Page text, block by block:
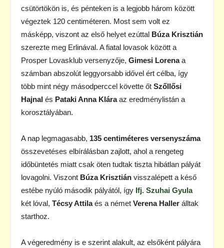
csütörtökön is, és pénteken is a legjobb három között
végeztek 120 centiméteren. Most sem volt ez
másképp, viszont az első helyet ezúttal Búza Krisztián
szerezte meg Erlinával. A fiatal lovasok között a
Prosper Lovasklub versenyzője, Gimesi Lorenaa
számban abszolút leggyorsabb idővel ért célba, így
több mint négy másodperccel követte őt Szőllősi
Hajnal és Pataki Anna Kláraaz eredménylistán a
korosztályában.
A nap legmagasabb, 135 centiméteres versenyszáma
összevetéses elbírálásban zajlott, ahol a rengeteg
időbüntetés miatt csak öten tudtak tiszta hibátlan pályát
lovagolni. Viszont Búza Krisztián visszalépett a késő
estébe nyúló második pályától, így Ifj. Szuhai Gyula
két lóval, Técsy Attilaés a német Verena Haller álltak
starthoz.
A végeredmény is e szerint alakult, az elsőként pályára